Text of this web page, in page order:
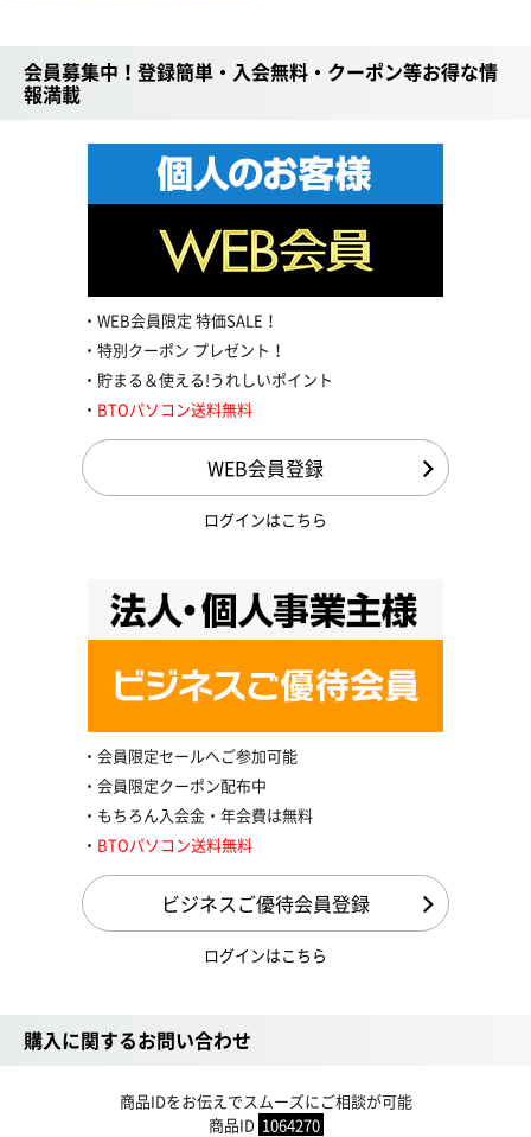
会員募集中！登録簡単・入会無料・クーポン等お得な情
報満載
WEB会員限定 特価SALE！
特別クーポン プレゼント！
貯まる＆使える!うれしいポイント
BTOパソコン送料無料
WEB会員登録
ログインはこちら
会員限定セールへご参加可能
会員限定クーポン配布中
もちろん入会金・年会費は無料
BTOパソコン送料無料
ビジネスご優待会員登録
ログインはこちら
購入に関するお問い合わせ
商品IDをお伝えでスムーズにご相談が可能
商品ID 1064270